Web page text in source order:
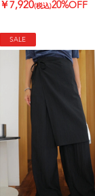
￥7,920(税込)20%OFF
SALE